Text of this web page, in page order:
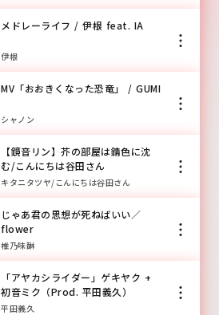
メドレーライフ / 伊根 feat. IA
伊根
MV「おおきくなった恐竜」 / GUMI
シャノン
【鏡音リン】芥の部屋は錆色に沈
む/こんにちは谷田さん
キタニタツヤ/こんにちは谷田さん
じゃあ君の思想が死ねばいい／
flower
椎乃味醂
「アヤカシライダー」ゲキヤク +
初音ミク（Prod. 平田義久）
平田義久